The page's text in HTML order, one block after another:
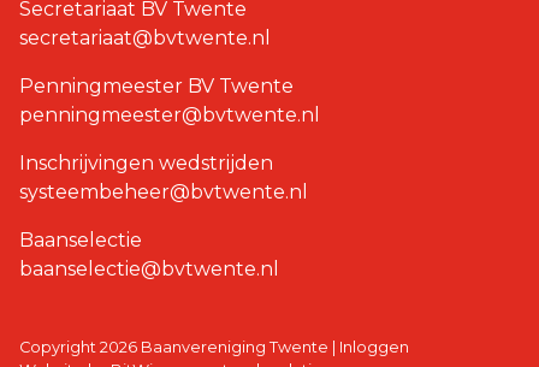
Secretariaat BV Twente
secretariaat@bvtwente.nl
Penningmeester BV Twente
penningmeester@bvtwente.nl
Inschrijvingen wedstrijden
systeembeheer@bvtwente.nl
Baanselectie
baanselectie@bvtwente.nl
Copyright 2026 Baanvereniging Twente | Inloggen